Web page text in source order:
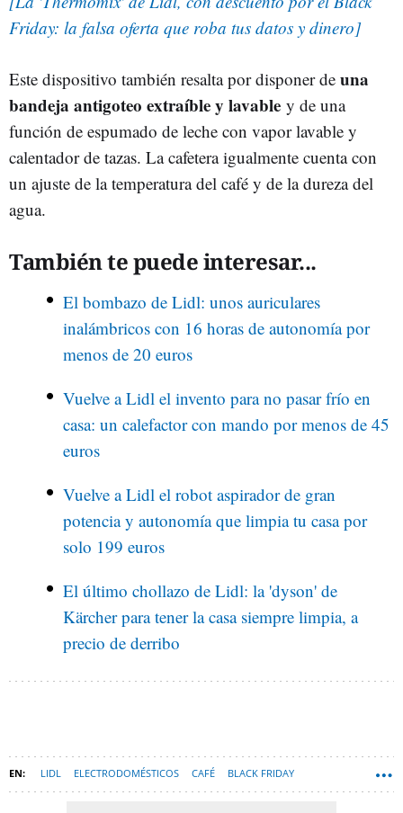
Friday: la falsa oferta que roba tus datos y dinero]
Este dispositivo también resalta por disponer de una
bandeja antigoteo extraíble y lavable y de una
función de espumado de leche con vapor lavable y
calentador de tazas. La cafetera igualmente cuenta con
un ajuste de la temperatura del café y de la dureza del
agua.
También te puede interesar...
El bombazo de Lidl: unos auriculares
inalámbricos con 16 horas de autonomía por
menos de 20 euros
Vuelve a Lidl el invento para no pasar frío en
casa: un calefactor con mando por menos de 45
euros
Vuelve a Lidl el robot aspirador de gran
potencia y autonomía que limpia tu casa por
solo 199 euros
El último chollazo de Lidl: la 'dyson' de
Kärcher para tener la casa siempre limpia, a
precio de derribo
LIDL ELECTRODOMÉSTICOS CAFÉ BLACK FRIDAY